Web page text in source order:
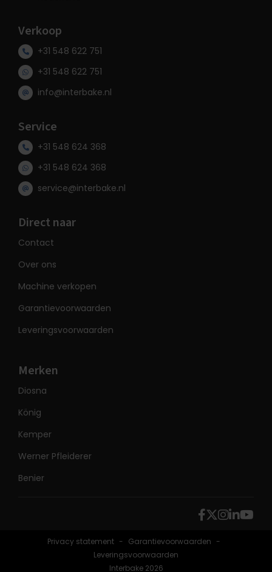
Verkoop
+31 548 622 751
+31 548 622 751
info@interbake.nl
Service
+31 548 624 368
+31 548 624 368
service@interbake.nl
Direct naar
Contact
Over ons
Machine verkopen
Garantievoorwaarden
Leveringsvoorwaarden
Merken
Diosna
König
Kemper
Werner Pfleiderer
Benier
Privacy statement
Garantievoorwaarden
Leveringsvoorwaarden
Interbake 2026